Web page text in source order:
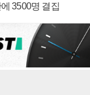
3500명 결집